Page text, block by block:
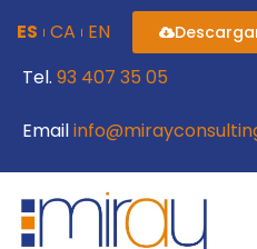
Tel. 93 407 35 05
Email
ES CA EN